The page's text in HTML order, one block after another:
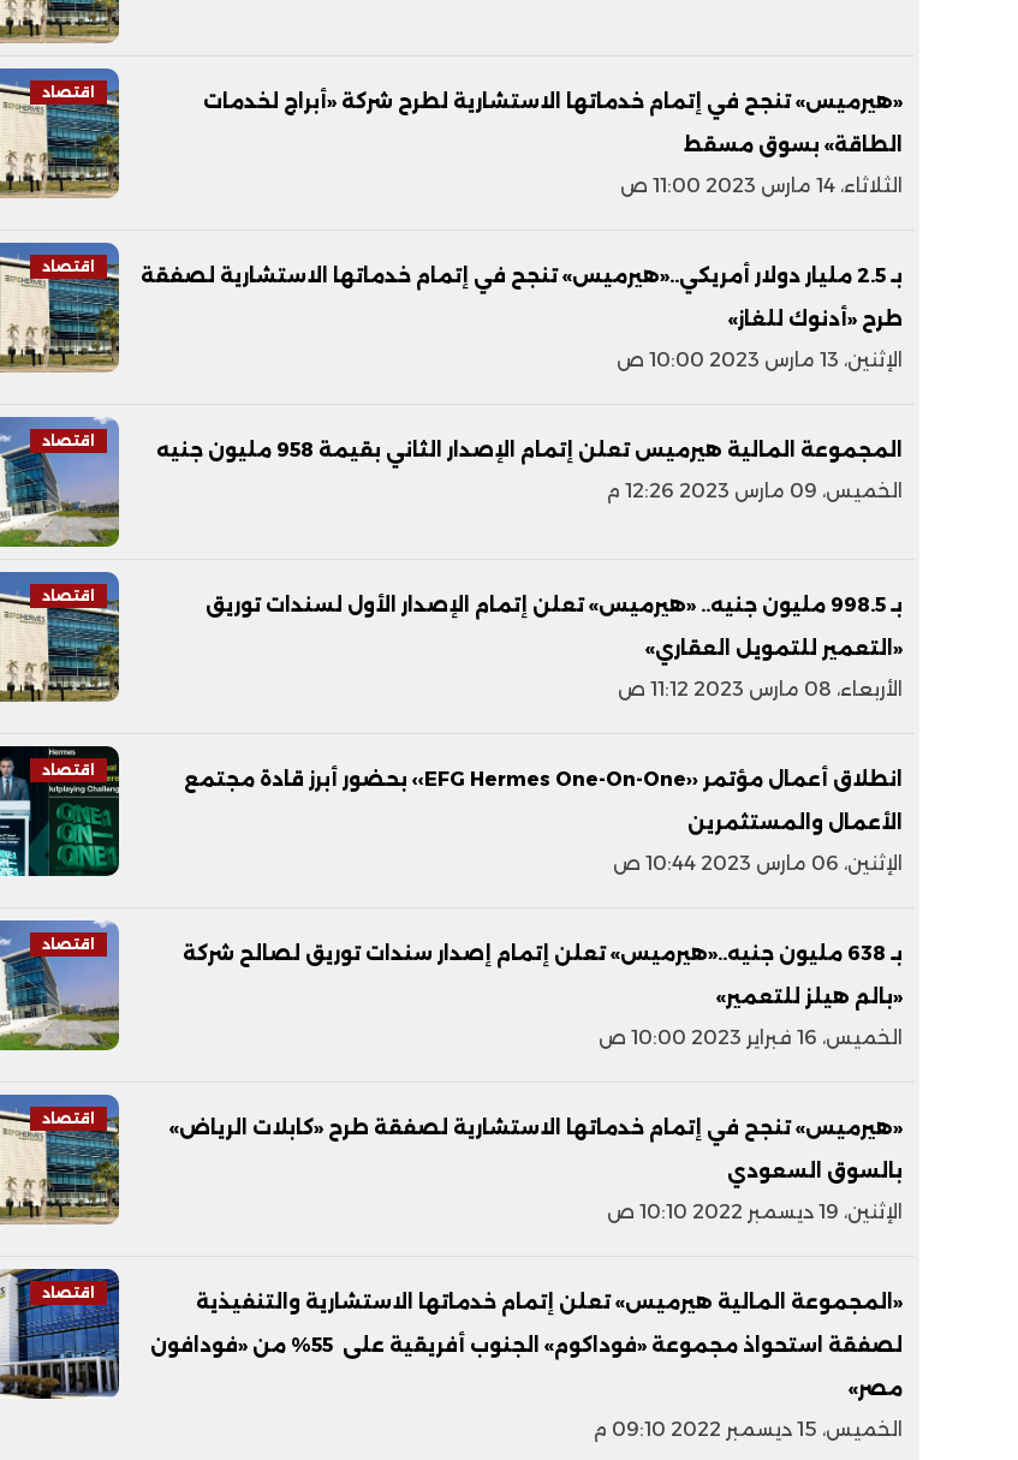
اقتصاد
«هيرميس» تنجح في إتمام خدماتها الاستشارية لطرح شركة «أبراج لخدمات
الطاقة» بسوق مسقط
الثلاثاء، 14 مارس 2023 11:00 ص
اقتصاد
بـ 2.5 مليار دولار أمريكي..«هيرميس» تنجح في إتمام خدماتها الاستشارية لصفقة
طرح «أدنوك للغاز»
الإثنين، 13 مارس 2023 10:00 ص
اقتصاد
المجموعة المالية هيرميس تعلن إتمام الإصدار الثاني بقيمة 958 مليون جنيه
الخميس، 09 مارس 2023 12:26 م
اقتصاد
بـ 998.5 مليون جنيه.. «هيرميس» تعلن إتمام الإصدار الأول لسندات توريق
«التعمير للتمويل العقاري»
الأربعاء، 08 مارس 2023 11:12 ص
اقتصاد
انطلاق أعمال مؤتمر ‹‹EFG Hermes One-On-One›› بحضور أبرز قادة مجتمع
الأعمال والمستثمرين
الإثنين، 06 مارس 2023 10:44 ص
اقتصاد
بـ 638 مليون جنيه..«هيرميس» تعلن إتمام إصدار سندات توريق لصالح شركة
«بالم هيلز للتعمير»
الخميس، 16 فبراير 2023 10:00 ص
اقتصاد
«هيرميس» تنجح في إتمام خدماتها الاستشارية لصفقة طرح «كابلات الرياض»
بالسوق السعودي
الإثنين، 19 ديسمبر 2022 10:10 ص
اقتصاد
«المجموعة المالية هيرميس» تعلن إتمام خدماتها الاستشارية والتنفيذية
لصفقة استحواذ مجموعة «فوداكوم» الجنوب أفريقية على 55% من «فودافون
مصر»
الخميس، 15 ديسمبر 2022 09:10 م